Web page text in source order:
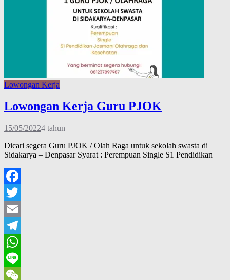
Lowongan Kerja
Lowongan Kerja Guru PJOK
15/05/20224 tahun
Dicari segera Guru PJOK / Olah Raga untuk sekolah swasta di
Sidakarya – Denpasar Syarat : Perempuan Single S1 Pendidikan
Facebook
Twitter
Email
Telegram
WhatsApp
Line